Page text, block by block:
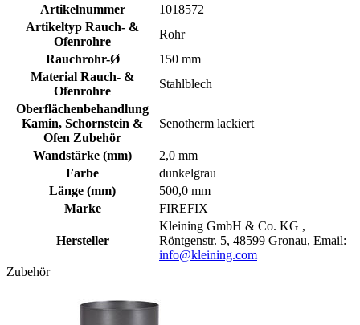
Artikelnummer
1018572
Artikeltyp Rauch- &
Ofenrohre
Rohr
Rauchrohr-Ø
150 mm
Material Rauch- &
Ofenrohre
Stahlblech
Oberflächenbehandlung
Kamin, Schornstein &
Ofen Zubehör
Senotherm lackiert
Wandstärke (mm)
2,0 mm
Farbe
dunkelgrau
Länge (mm)
500,0 mm
Marke
FIREFIX
Hersteller
Kleining GmbH & Co. KG ,
Röntgenstr. 5, 48599 Gronau, Email:
info@kleining.com
Zubehör